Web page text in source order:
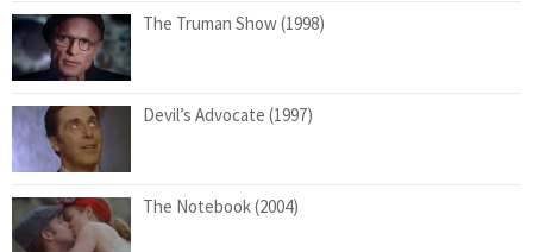
The Truman Show (1998)
Devil’s Advocate (1997)
The Notebook (2004)